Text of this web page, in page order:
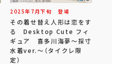
2025年 7 月下旬 登場
その着せ替え人形は恋をす
る Desktop Cute フィ
ギュア 喜多川海夢～採寸
水着ver.～（タイクレ限
定）